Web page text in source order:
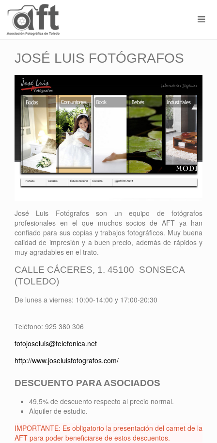
JOSÉ LUIS FOTÓGRAFOS
José Luis Fotógrafos son un equipo de fotógrafos
profesionales en el que muchos socios de AFT ya han
confiado para sus copias y trabajos fotográficos. Muy buena
calidad de impresión y a buen precio, además de rápidos y
muy agradables en el trato.
CALLE CÁCERES, 1. 45100 SONSECA
(TOLEDO)
De lunes a viernes: 10:00-14:00 y 17:00-20:30
Teléfono: 925 380 306
fotojoseluis@telefonica.net
http://www.joseluisfotografos.com/
DESCUENTO PARA ASOCIADOS
49,5% de descuento respecto al precio normal.
Alquiler de estudio.
IMPORTANTE: Es obligatorio la presentación del carnet de la
AFT para poder beneficiarse de estos descuentos.